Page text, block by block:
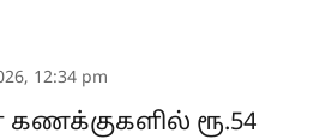
12:34 pm
ரூ.54